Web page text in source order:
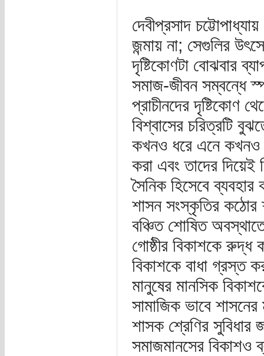
দেবীপ্রসাদ
জন্মায় না; সেগুলির
দৃষ্টিকোণটা বোঝবার
সমাজ-জীবন সম্বন্ধে
প্রাচীনদের দৃষ্টিকোণ
বিশ্বাসের চরিত্রটি
কখনও ধরে এনে কখনও
করা এবং তাদের
সৈনিক হিসেবে ব্যবহার
শাসন সংস্কৃতির কঠোর
বঞ্চিত শোষিত
গোষ্ঠীর বিকাশকে রুদ্ধ
বিকাশকে বাধা গ্রস্ত
মানুষের মানসিক
সামাজিক ভাবে শাসনের
শাসক শ্রেণির সুবিধার
সমাজমানসের বিকাশও